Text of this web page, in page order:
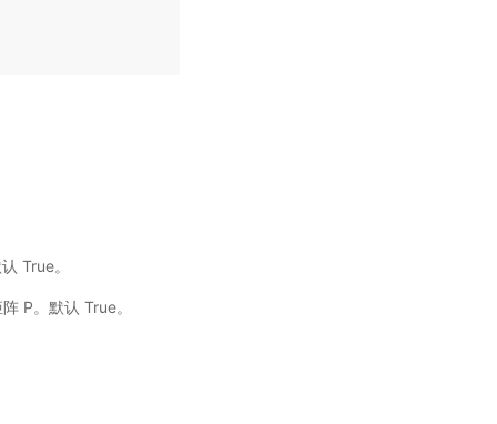
True。
P。默认 True。